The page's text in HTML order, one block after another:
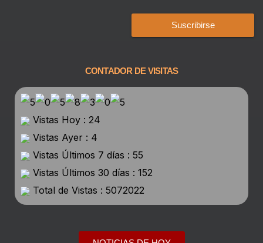
Suscribirse
CONTADOR DE VISITAS
Vistas Hoy : 24
Vistas Ayer : 4
Vistas Últimos 7 días : 55
Vistas Últimos 30 días : 152
Total de Vistas : 5072022